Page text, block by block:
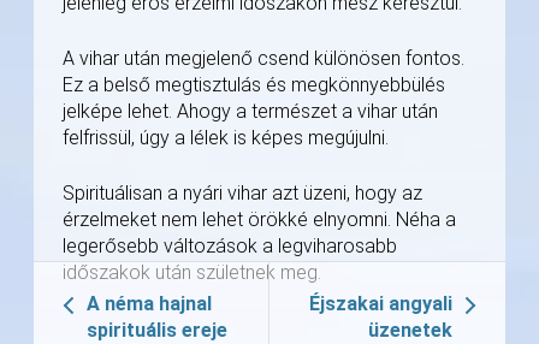
A vihar után megjelenő csend különösen fontos.
Ez a belső megtisztulás és megkönnyebbülés
jelképe lehet. Ahogy a természet a vihar után
felfrissül, úgy a lélek is képes megújulni.
Spirituálisan a nyári vihar azt üzeni, hogy az
érzelmeket nem lehet örökké elnyomni. Néha a
legerősebb változások a legviharosabb
időszakok után születnek meg.
A néma hajnal
spirituális ereje
Éjszakai angyali
üzenetek